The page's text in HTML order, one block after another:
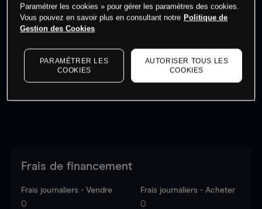
dernières données du marché.Log into see latest
market data
Frais de financement
Frais journaliers - Vendre
0
Frais journaliers - Acheter
0
Paramétrer les cookies » pour gérer les paramètres des cookies.
Vous pouvez en savoir plus en consultant notre Politique de
Gestion des Cookies
PARAMÉTRER LES
COOKIES
AUTORISER TOUS LES
COOKIES